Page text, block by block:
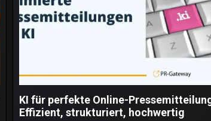
KI für perfekte Online-
Effizient, strukturiert, hochwertig